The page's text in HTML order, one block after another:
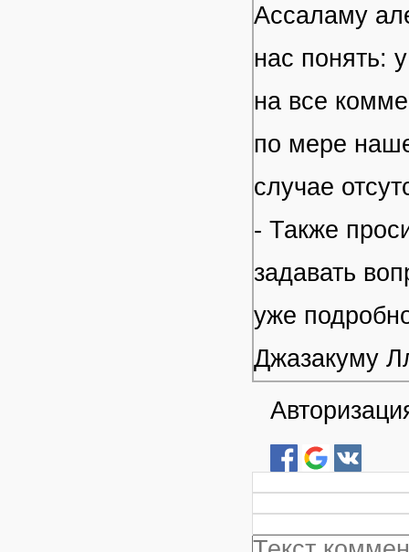
Ассаламу
нас понять:
на все
по мере
случае
- Также
задавать
уже
Джазакуму